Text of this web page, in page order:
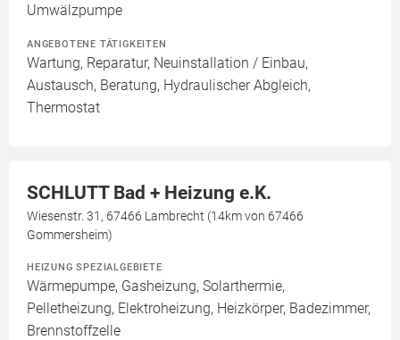
Umwälzpumpe
ANGEBOTENE TÄTIGKEITEN
Wartung, Reparatur, Neuinstallation / Einbau,
Austausch, Beratung, Hydraulischer Abgleich,
Thermostat
SCHLUTT Bad + Heizung e.K.
Wiesenstr. 31, 67466 Lambrecht (14km von 67466
Gommersheim)
HEIZUNG SPEZIALGEBIETE
Wärmepumpe, Gasheizung, Solarthermie,
Pelletheizung, Elektroheizung, Heizkörper, Badezimmer,
Brennstoffzelle